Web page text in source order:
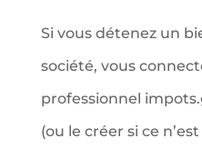
Si vous détenez un
société, vous
professionnel
(ou le créer si ce